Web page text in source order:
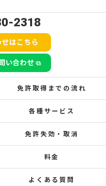
2318
はこちら
い合わせ
免許取得までの流れ
各種サービス
免許失効・取消
料金
よくある質問